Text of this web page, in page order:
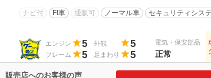
ナビ付 FI車 通販可 ノーマル車 セキュリティシス
エンジン 5 外観 5
フレーム 5 足まわり 5
電気・保安部品
正常
販売店へのお客様の声